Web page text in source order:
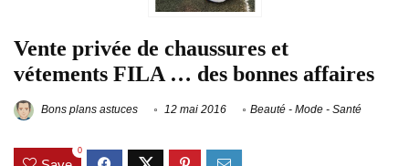
Vente privée de chaussures et
vétements FILA … des bonnes affaires
Bons plans astuces 12 mai 2016 Beauté - Mode - Santé
0